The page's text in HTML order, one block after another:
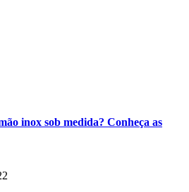
inox sob medida? Conheça as